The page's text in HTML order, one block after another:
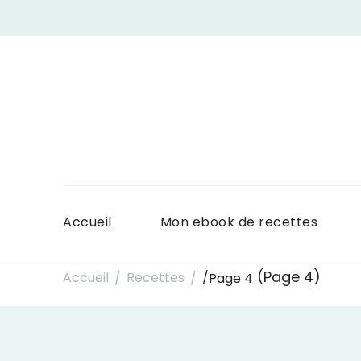
Accueil Mon ebook de recettes
Accueil / Recettes / /Page 4 (Page 4)